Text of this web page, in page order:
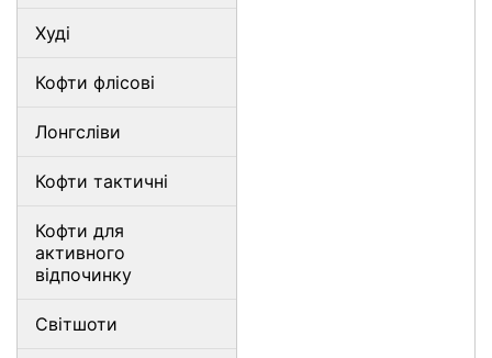
Худі
Кофти флісові
Лонгсліви
Кофти тактичні
Кофти для
активного
відпочинку
Світшоти